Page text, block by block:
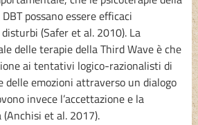
possano essere efficaci
(Safer et al. 2010). La
delle terapie della Third Wave è che
ai tentativi logico-razionalisti di
delle emozioni attraverso un dialogo
invece l’accettazione e la
et al. 2017).